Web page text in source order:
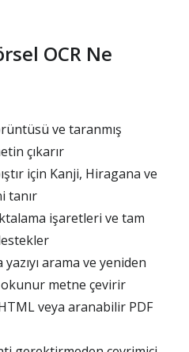
OCR Ne
ve taranmış
çıkarır
için Kanji, Hiragana ve
tanır
işaretleri ve tam
arama ve yeniden
okunur metne çevirir
HTML veya aranabilir PDF